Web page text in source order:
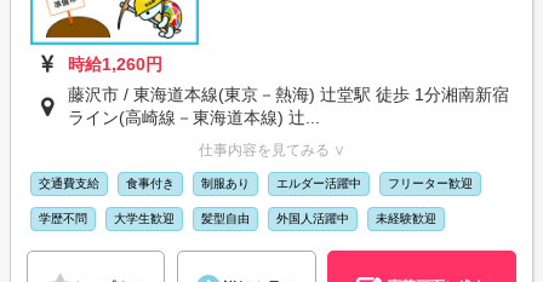
時給1,260円
藤沢市 / 東海道本線(東京－熱海) 辻堂駅 徒歩 1分湘南新宿
ライン(高崎線－東海道本線) 辻...
仕事内容を見てみる ∨
交通費支給 食事付き 制服あり エルダー活躍中 フリーター歓迎
学歴不問 大学生歓迎 髪型自由 外国人活躍中 未経験歓迎